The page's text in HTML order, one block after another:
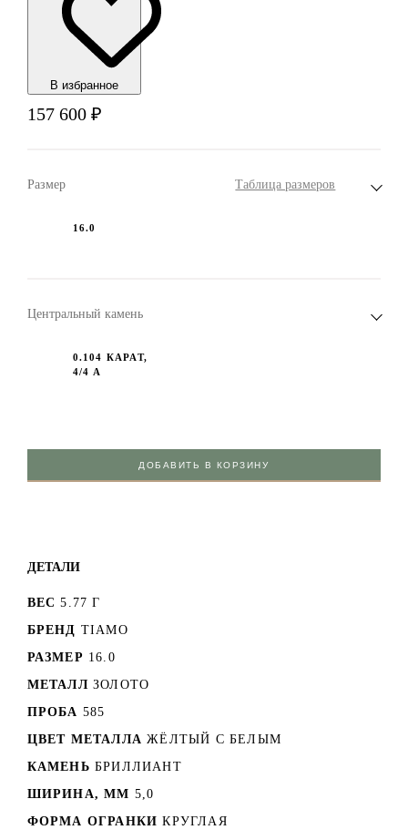
В избранноe
157 600 ₽
Размер Таблица размеров
16.0
Центральный камень
0.104 КАРАТ,
4/4 А
ДОБАВИТЬ В КОРЗИНУ
ДЕТАЛИ
ВЕС 5.77 Г
БРЕНД TIAMO
РАЗМЕР 16.0
МЕТАЛЛ ЗОЛОТО
ПРОБА 585
ЦВЕТ МЕТАЛЛА ЖЁЛТЫЙ С БЕЛЫМ
КАМЕНЬ БРИЛЛИАНТ
ШИРИНА, ММ 5,0
ФОРМА ОГРАНКИ КРУГЛАЯ